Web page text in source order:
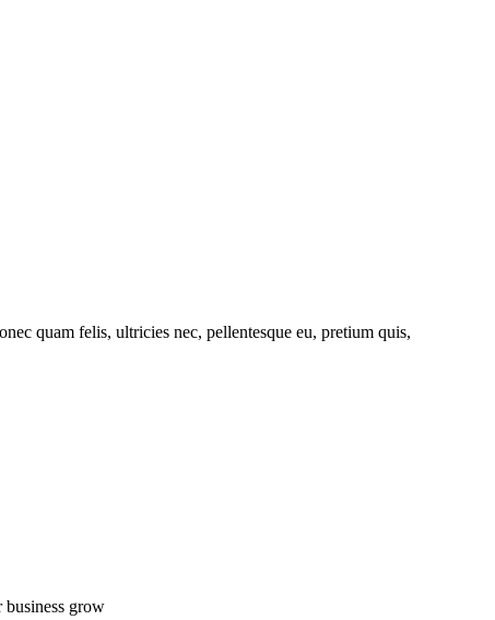
quam felis, ultricies nec, pellentesque eu, pretium quis,
business grow